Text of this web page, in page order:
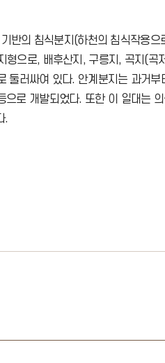
반의 침식분지(하천의 침식작용으
으로, 배후산지, 구릉지, 곡지(곡
둘러싸여 있다. 안계분지는 과거부
로 개발되었다. 또한 이 일대는
.